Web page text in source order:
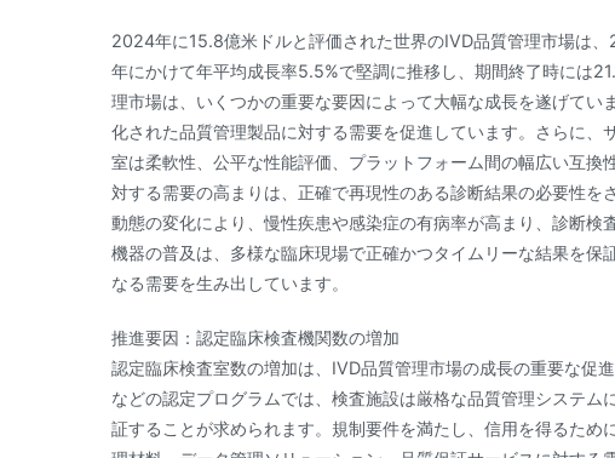
2024年に15.8億米ドルと評価された世界のIVD品質管理市場は
年にかけて年平均成長率5.5%で堅調に推移し、期間終了時には
理市場は、いくつかの重要な要因によって大幅な成長を遂げて
化された品質管理製品に対する需要を促進しています。さらに
室は柔軟性、公平な性能評価、プラットフォーム間の幅広い互換
対する需要の高まりは、正確で再現性のある診断結果の必要性を
動態の変化により、慢性疾患や感染症の有病率が高まり、診断
機器の普及は、多様な臨床現場で正確かつタイムリーな結果を保
なる需要を生み出しています。
推進要因：認定臨床検査機関数の増加
認定臨床検査室数の増加は、IVD品質管理市場の成長の重要な促
などの認定プログラムでは、検査施設は厳格な品質管理システ
証することが求められます。規制要件を満たし、信用を得るた